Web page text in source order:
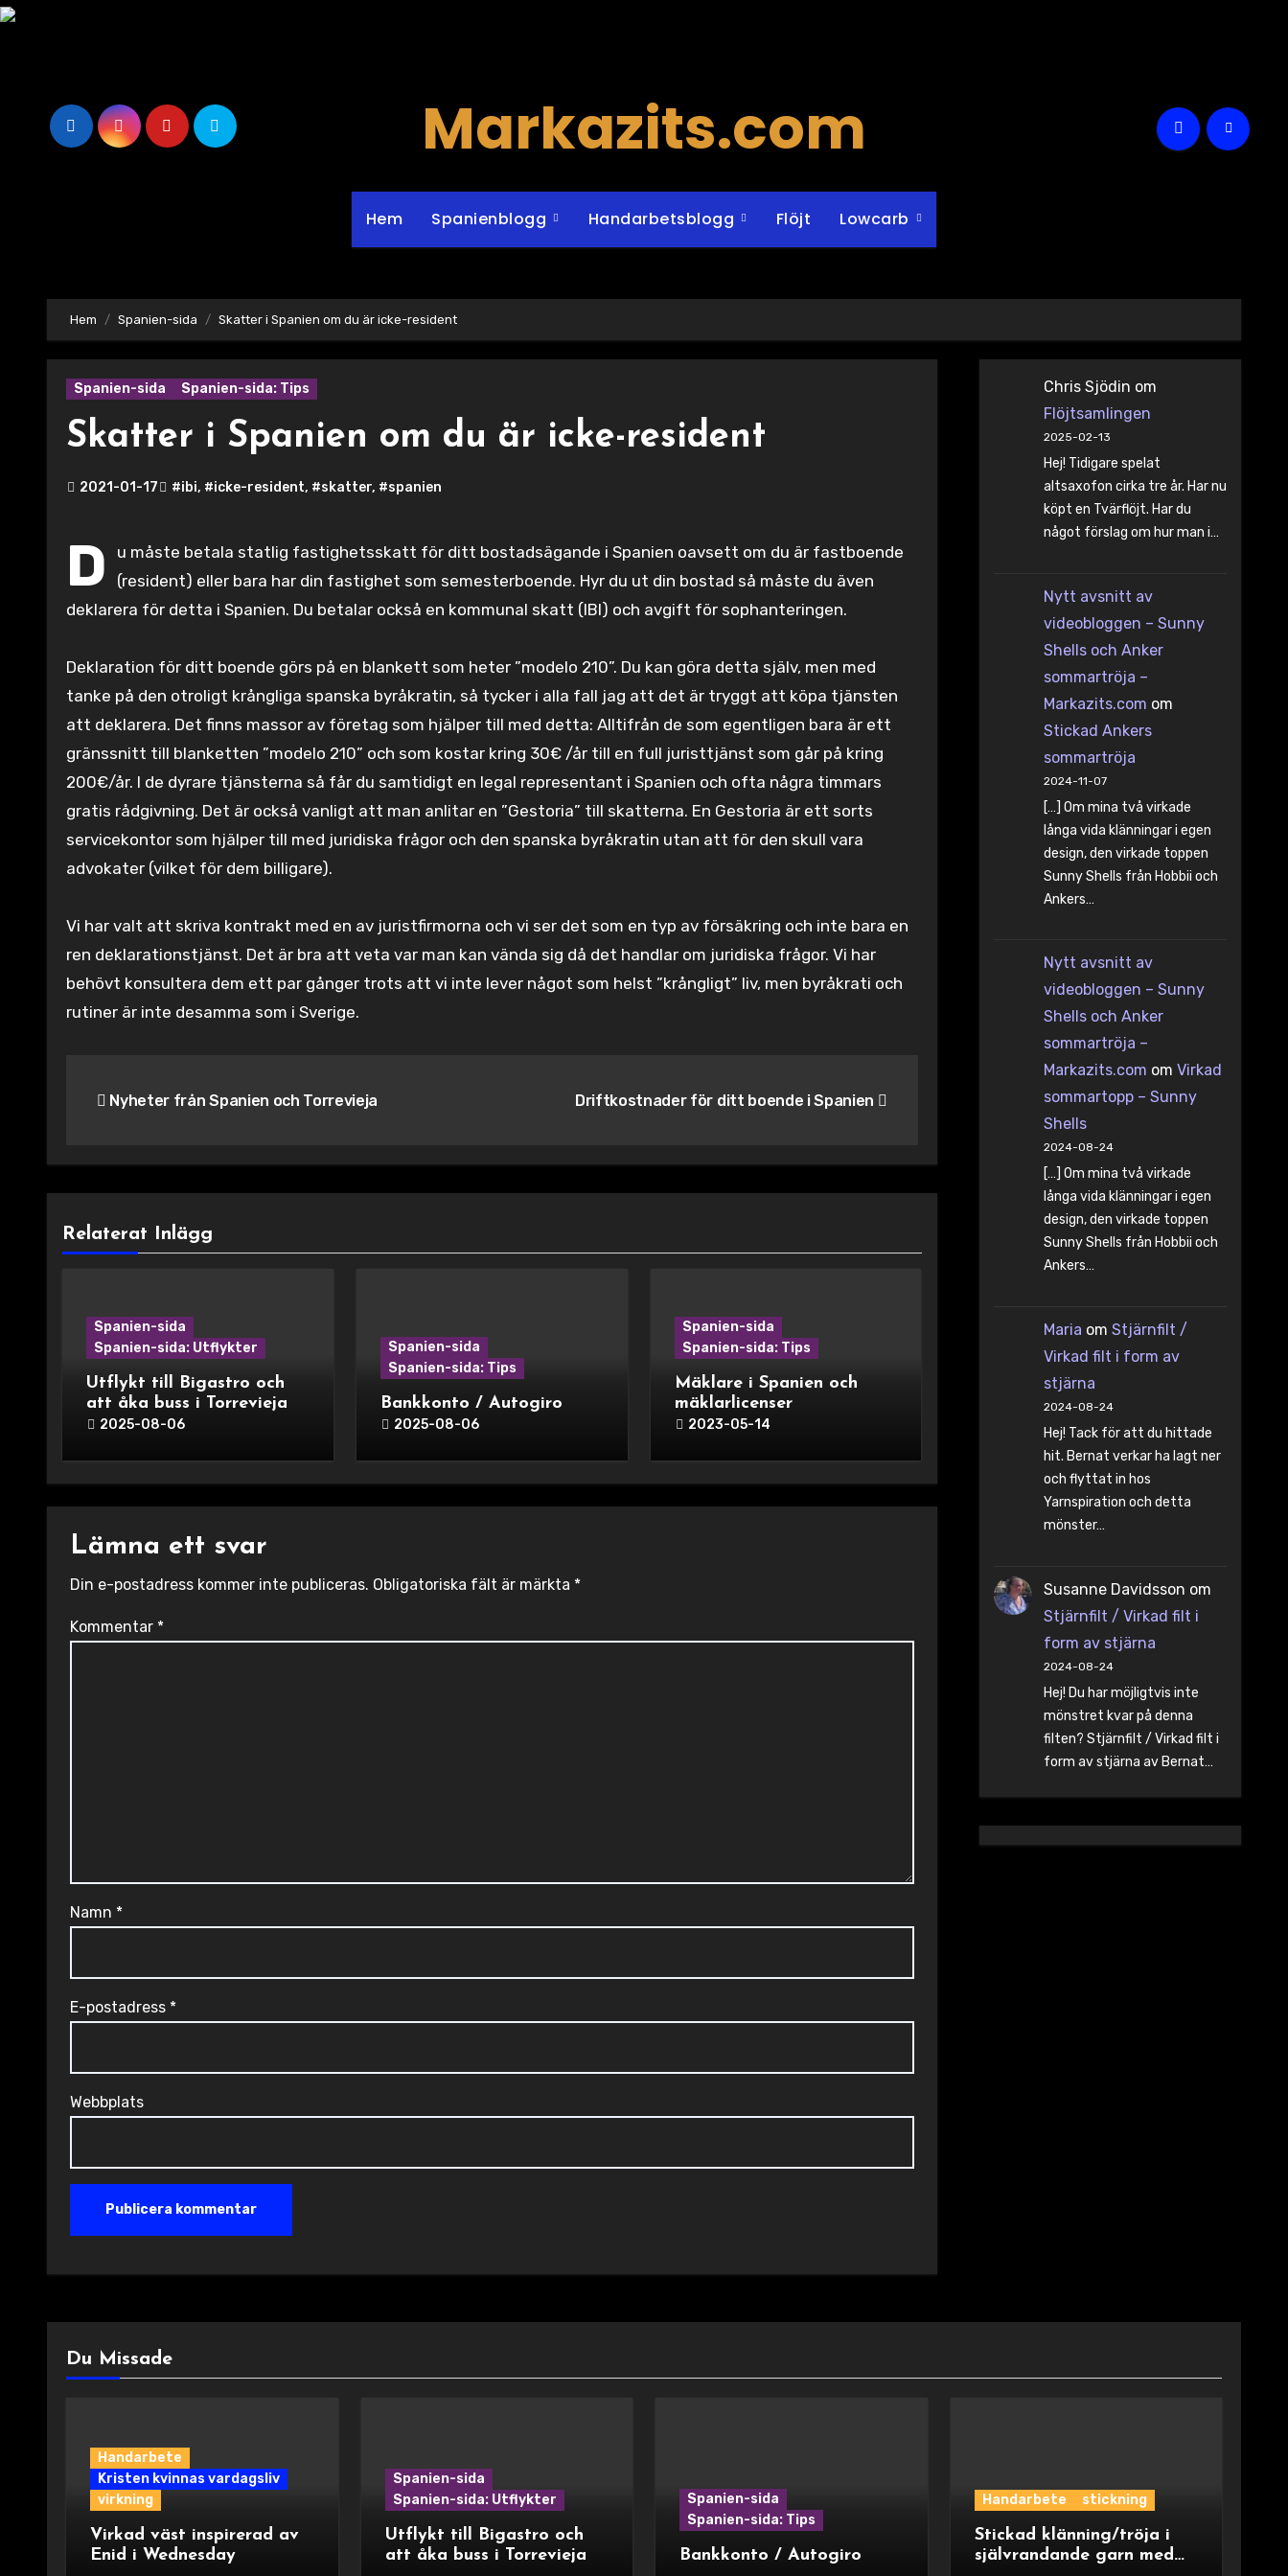
Hoppa
Markazits.com
Hem Spanienblogg Handarbetsblogg Flöjt Lowcarb
Hem Spanien-sida Skatter i Spanien om du är icke-resident
Spanien-sida Spanien-sida: Tips
Skatter i Spanien om du är icke-resident
2021-01-17 #ibi, #icke-resident, #skatter, #spanien
D
u måste betala statlig fastighetsskatt för ditt bostadsägande i Spanien oavsett om du är fastboende
(resident) eller bara har din fastighet som semesterboende. Hyr du ut din bostad så måste du även
deklarera för detta i Spanien. Du betalar också en kommunal skatt (IBI) och avgift för sophanteringen.
Deklaration för ditt boende görs på en blankett som heter ”modelo 210”. Du kan göra detta själv, men med
tanke på den otroligt krångliga spanska byråkratin, så tycker i alla fall jag att det är tryggt att köpa tjänsten
att deklarera. Det finns massor av företag som hjälper till med detta: Alltifrån de som egentligen bara är ett
gränssnitt till blanketten ”modelo 210” och som kostar kring 30€ /år till en full juristtjänst som går på kring
200€/år. I de dyrare tjänsterna så får du samtidigt en legal representant i Spanien och ofta några timmars
gratis rådgivning. Det är också vanligt att man anlitar en ”Gestoria” till skatterna. En Gestoria är ett sorts
servicekontor som hjälper till med juridiska frågor och den spanska byråkratin utan att för den skull vara
advokater (vilket för dem billigare).
Vi har valt att skriva kontrakt med en av juristfirmorna och vi ser det som en typ av försäkring och inte bara en
ren deklarationstjänst. Det är bra att veta var man kan vända sig då det handlar om juridiska frågor. Vi har
behövt konsultera dem ett par gånger trots att vi inte lever något som helst ”krångligt” liv, men byråkrati och
rutiner är inte desamma som i Sverige.
Nyheter från Spanien och Torrevieja Driftkostnader för ditt boende i Spanien
Relaterat Inlägg
Spanien-sida
Spanien-sida: Utflykter
Utflykt till Bigastro och
att åka buss i Torrevieja
2025-08-06
Spanien-sida
Spanien-sida: Tips
Bankkonto / Autogiro
2025-08-06
Spanien-sida
Spanien-sida: Tips
Mäklare i Spanien och
mäklarlicenser
2023-05-14
Lämna ett svar
Din e-postadress kommer inte publiceras. Obligatoriska fält är märkta *
Kommentar *
Namn *
E-postadress *
Webbplats
Chris Sjödin om
Flöjtsamlingen
2025-02-13
Hej! Tidigare spelat
altsaxofon cirka tre år. Har nu
köpt en Tvärflöjt. Har du
något förslag om hur man i…
Nytt avsnitt av
videobloggen – Sunny
Shells och Anker
sommartröja –
Markazits.com om
Stickad Ankers
sommartröja
2024-11-07
[…] Om mina två virkade
långa vida klänningar i egen
design, den virkade toppen
Sunny Shells från Hobbii och
Ankers…
Nytt avsnitt av
videobloggen – Sunny
Shells och Anker
sommartröja –
Markazits.com om Virkad
sommartopp – Sunny
Shells
2024-08-24
[…] Om mina två virkade
långa vida klänningar i egen
design, den virkade toppen
Sunny Shells från Hobbii och
Ankers…
Maria om Stjärnfilt /
Virkad filt i form av
stjärna
2024-08-24
Hej! Tack för att du hittade
hit. Bernat verkar ha lagt ner
och flyttat in hos
Yarnspiration och detta
mönster…
Susanne Davidsson om
Stjärnfilt / Virkad filt i
form av stjärna
2024-08-24
Hej! Du har möjligtvis inte
mönstret kvar på denna
filten? Stjärnfilt / Virkad filt i
form av stjärna av Bernat…
Du Missade
Handarbete
Kristen kvinnas vardagsliv
virkning
Virkad väst inspirerad av
Enid i Wednesday
Spanien-sida
Spanien-sida: Utflykter
Utflykt till Bigastro och
att åka buss i Torrevieja
Spanien-sida
Spanien-sida: Tips
Bankkonto / Autogiro
Handarbete stickning
Stickad klänning/tröja i
självrandande garn med